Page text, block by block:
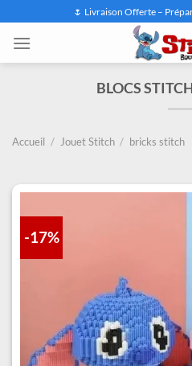
contenu
🌷 Livraison Offerte –
BLOCS
Accueil / Jouet Stitch / bricks stitch
-17%